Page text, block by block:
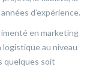
d’expérience.
en marketing
au niveau
quelques soit